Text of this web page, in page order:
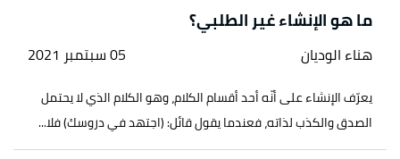
ما هو الإنشاء غير الطلبي؟
هناء الوديان 05 سبتمبر 2021
يعرّف الإنشاء على أنّه أحد أقسام الكلام، وهو الكلام الذي لا يحتمل
الصدق والكذب لذاته، فعندما يقول قائل: (اجتهد في دروسك) فلا...